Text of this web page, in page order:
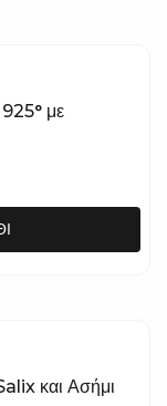
με
και Ασήμι